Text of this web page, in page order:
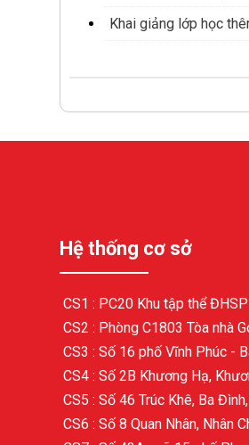
Khai giảng lớp học
Hệ thống cơ sở
CS1 : PC20 Khu tập thể
CS2 : Phòng C1803 Tòa nhà
CS3 : Số 16 phố Vĩnh Phúc -
CS4 : Số 2B Khương Hạ,
CS5 : Số 46 Trúc Khê, Ba
CS6 : Số 8 Quan Nhân, Nhân